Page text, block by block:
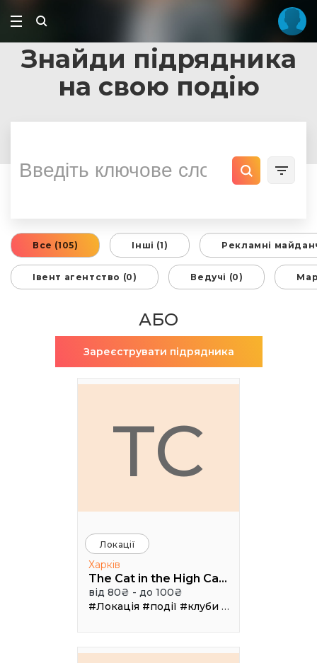
Знайди підрядника
на свою подію
Все (105) Інші (1) Рекламні
Івент агентство (0) Ведучі (0)
АБО
Зареєструвати підрядника
TC
Локації
Харків
The Cat in the High Castle
від 80₴ - до 100₴
#Локація #події #клуби #Зал